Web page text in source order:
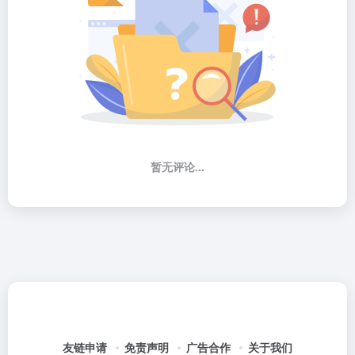
暂无评论...
友链申请 免责声明 广告合作 关于我们